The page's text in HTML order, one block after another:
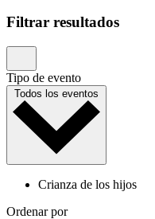
Filtrar resultados
Tipo de evento
Todos los eventos
Crianza de los hijos
Ordenar por